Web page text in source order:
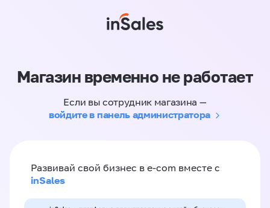
Магазин временно не работает
Если вы сотрудник магазина —
войдите в панель администратора
Развивай свой бизнес в e-com вместе с
inSales